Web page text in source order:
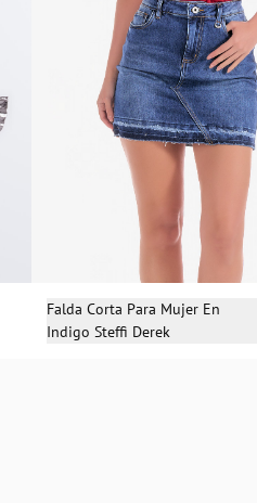
Selecciona una talla
Falda Corta Para Mujer En
Indigo Steffi Derek